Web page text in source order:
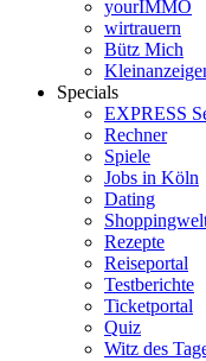
yourIMMO
wirtrauern
Bütz Mich
Specials
EXPRESS
Rechner
Spiele
Jobs in Köln
Dating
Rezepte
Reiseportal
Testberichte
Ticketportal
Quiz
Witz des